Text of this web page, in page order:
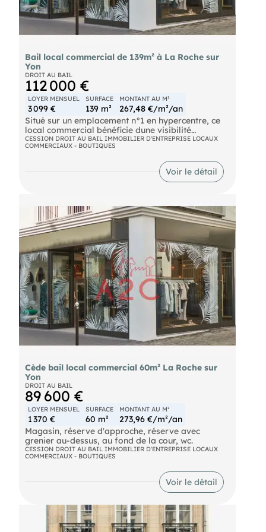
Bail local commercial de 139m² à La Roche sur
Yon
DROIT AU BAIL
112 000 €
LOYER MENSUEL
3 099 €
SURFACE
139 m²
MONTANT AU M²
267,48 €/m²/an
Situé sur un emplacement n°1 en hypercentre, ce
local commercial bénéficie dune visibilité
exceptionnelle et dun environnement commercial
dynamique.
Au rez-de-chaussée, sur cave partielle : un LOCAL
à usage COMMERCIAL, réserve, sanitaires,
stationnement de deux véhicules
- Au premier étage : dégagement, escalier d'accès,
palier, une porte sur cour à gauche plus un
débarras, wc sur cour, deux grandes pièces, une
pièce avec chambre climatique, une pièce avec
vue sur cour.
- Au 2nd étage : deux grandes pièces, deux pièces
avec vue sur cour et un wc.
Conditions principales :
- Loyer annuel : 37 178 € HT
- Taxe foncière : à la charge du locataire (~4 559
€)
- Bail tous commerces (hors restauration, bar et
activités avec débit de boissons)
- Durée restante : jusquen 2032
Prix de cession : 112 000 € FAI TTC
Emplacement premium idéal pour une enseigne
souhaitant simplanter en cur de ville avec visibilité
maximale.
Dossier complet sur demande..
CESSION DROIT AU BAIL IMMOBILIER D'ENTREPRISE LOCAUX
COMMERCIAUX - BOUTIQUES
Voir le détail
Cède bail local commercial 60m² La Roche sur
Yon
DROIT AU BAIL
89 600 €
LOYER MENSUEL
1 370 €
SURFACE
60 m²
MONTANT AU M²
273,96 €/m²/an
Magasin, réserve d'approche, réserve avec
grenier au-dessus, au fond de la cour, wc.
CESSION DROIT AU BAIL IMMOBILIER D'ENTREPRISE LOCAUX
COMMERCIAUX - BOUTIQUES
Voir le détail